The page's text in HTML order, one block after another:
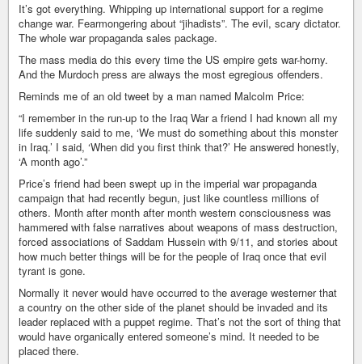
It’s got everything. Whipping up international support for a regime
change war. Fearmongering about “jihadists”. The evil, scary dictator.
The whole war propaganda sales package.
The mass media do this every time the US empire gets war-horny.
And the Murdoch press are always the most egregious offenders.
Reminds me of an old tweet by a man named Malcolm Price:
“I remember in the run-up to the Iraq War a friend I had known all my
life suddenly said to me, ‘We must do something about this monster
in Iraq.’ I said, ‘When did you first think that?’ He answered honestly,
‘A month ago’.”
Price’s friend had been swept up in the imperial war propaganda
campaign that had recently begun, just like countless millions of
others. Month after month after month western consciousness was
hammered with false narratives about weapons of mass destruction,
forced associations of Saddam Hussein with 9/11, and stories about
how much better things will be for the people of Iraq once that evil
tyrant is gone.
Normally it never would have occurred to the average westerner that
a country on the other side of the planet should be invaded and its
leader replaced with a puppet regime. That’s not the sort of thing that
would have organically entered someone’s mind. It needed to be
placed there.